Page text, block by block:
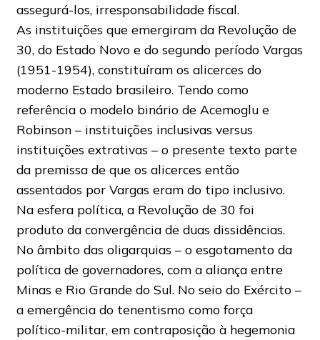
assegurá-los, irresponsabilidade fiscal.
As instituições que emergiram da Revolução de
30, do Estado Novo e do segundo período Vargas
(1951-1954), constituíram os alicerces do
moderno Estado brasileiro. Tendo como
referência o modelo binário de Acemoglu e
Robinson – instituições inclusivas versus
instituições extrativas – o presente texto parte
da premissa de que os alicerces então
assentados por Vargas eram do tipo inclusivo.
Na esfera política, a Revolução de 30 foi
produto da convergência de duas dissidências.
No âmbito das oligarquias – o esgotamento da
política de governadores, com a aliança entre
Minas e Rio Grande do Sul. No seio do Exército –
a emergência do tenentismo como força
político-militar, em contraposição à hegemonia